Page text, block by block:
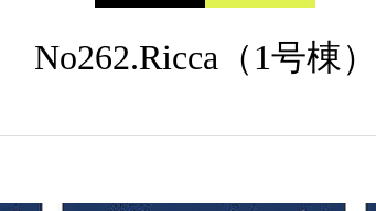
No262.Ricca（1号棟）